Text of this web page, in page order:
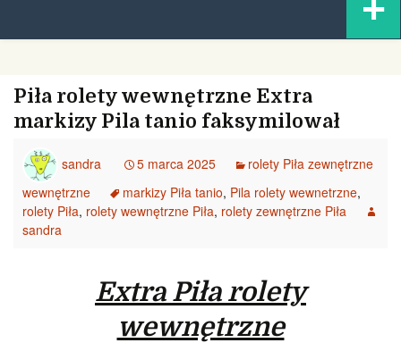
content
Piła rolety wewnętrzne Extra
markizy Pila tanio faksymilował
sandra 5 marca 2025
rolety Piła zewnętrzne
wewnętrzne
markizy Piła tanio, Pila rolety wewnetrzne,
rolety Piła, rolety wewnętrzne Piła, rolety zewnętrzne Piła
sandra
Extra Piła rolety
wewnętrzne